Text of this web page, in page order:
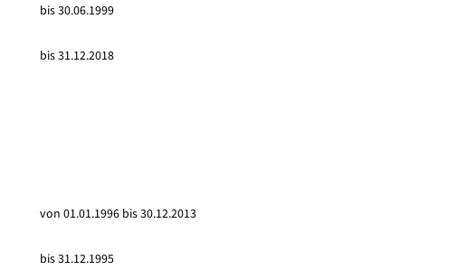
bis 30.06.1999
bis 31.12.2018
von 01.01.1996 bis 30.12.2013
bis 31.12.1995